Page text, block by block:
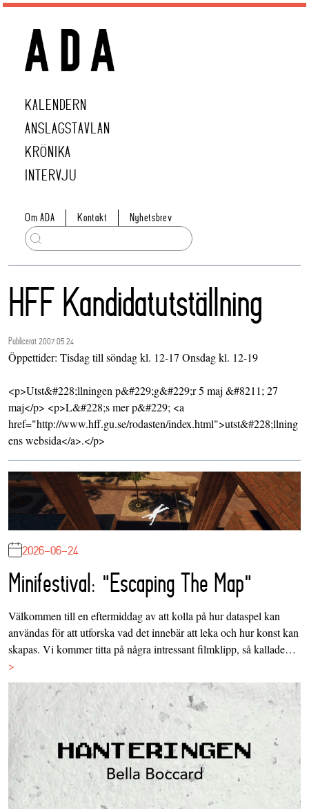
KALENDERN
ANSLAGSTAVLAN
KRÖNIKA
INTERVJU
Om ADA Kontakt Nyhetsbrev
HFF Kandidatutställning
Publicerat 2007.05.24
Öppettider: Tisdag till söndag kl. 12-17 Onsdag kl. 12-19
<p>Utst&#228;llningen p&#229;g&#229;r 5 maj &#8211; 27
maj</p> <p>L&#228;s mer p&#229; <a
href="http://www.hff.gu.se/rodasten/index.html">utst&#228;llning
ens websida</a>.</p>
2026-06-24
Minifestival: "Escaping The Map"
Välkommen till en eftermiddag av att kolla på hur dataspel kan
användas för att utforska vad det innebär att leka och hur konst kan
skapas. Vi kommer titta på några intressant filmklipp, så kallade…
>